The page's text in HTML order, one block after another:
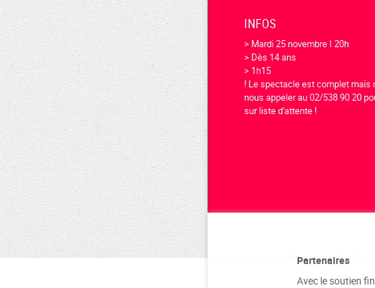
INFOS
> Mardi 25 novembre I 20h
> Dès 14 ans
> 1h15
! Le spectacle est complet mais
nous appeler au 02/538 90 20
sur liste d'attente !
Partenaires
Avec le soutien